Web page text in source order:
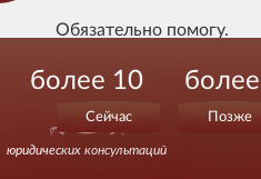
изменения постановлениями
первоначальные исковые
удовлетворении встречного
Суды исходили из того, что,
Обязательно помогу.
Действуйте уверенно.
Сейчас Позже
более 10
000
юридических консультаций